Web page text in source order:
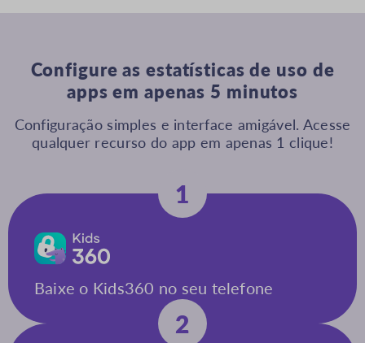
Configure as estatísticas de uso de
apps em apenas 5 minutos
Configuração simples e interface amigável. Acesse
qualquer recurso do app em apenas 1 clique!
Baixe o Kids360 no seu telefone
1
2